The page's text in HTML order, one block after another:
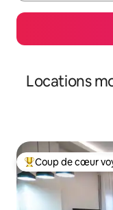
Locations
Coups de cœur
Coup de cœur